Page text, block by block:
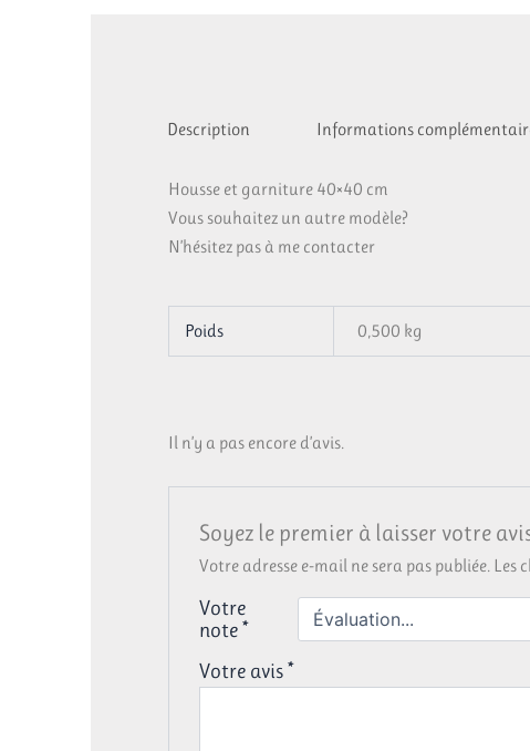
Description Informations
Housse et garniture 40×40 cm
Vous souhaitez un autre modèle?
N’hésitez pas à me contacter
Poids 0,500 kg
Il n’y a pas encore d’avis.
Soyez le premier à laisser votre
Votre adresse e-mail ne sera pas publiée. Les
Votre
note*
Votre avis*